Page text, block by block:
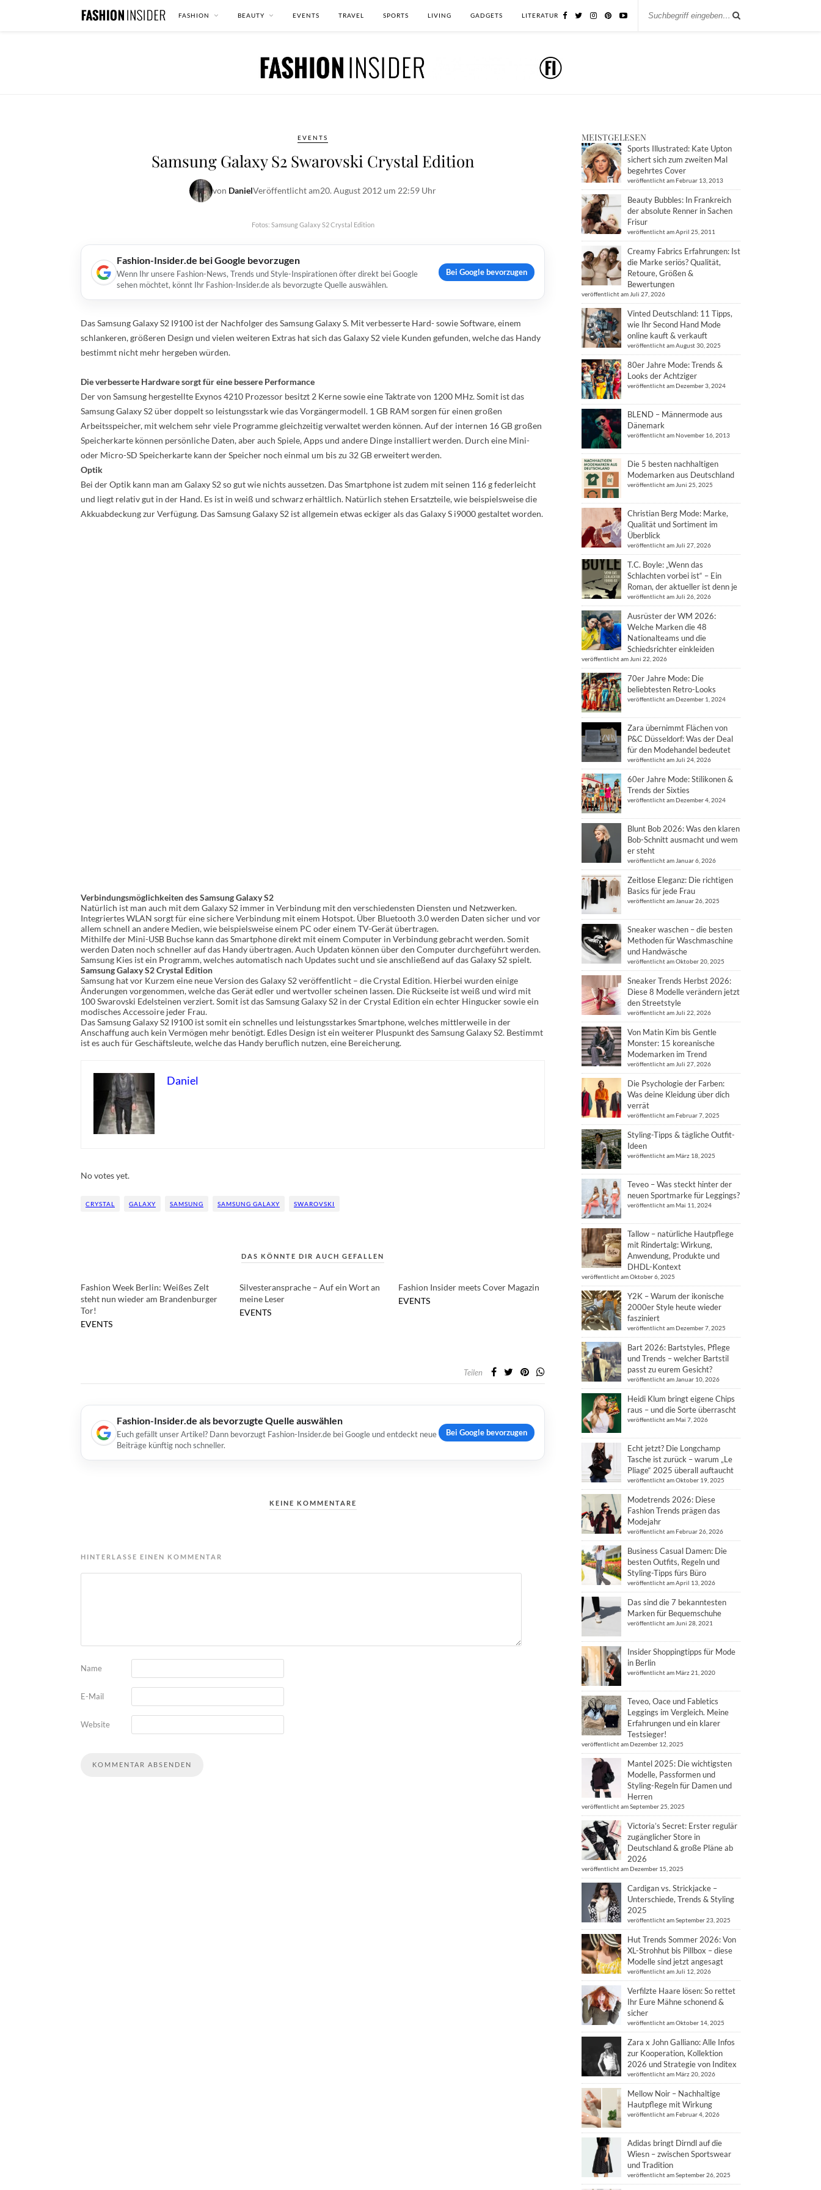
FASHION BEAUTY EVENTS TRAVEL SPORTS LIVING GADGETS LITERATUR
EVENTS
Samsung Galaxy S2 Swarovski Crystal Edition
von DanielVeröffentlicht am20. August 2012 um 22:59 Uhr
Fotos: Samsung Galaxy S2 Crystal Edition
Fashion-Insider.de bei Google bevorzugen
Wenn Ihr unsere Fashion-News, Trends und Style-Inspirationen öfter direkt bei Google
sehen möchtet, könnt Ihr Fashion-Insider.de als bevorzugte Quelle auswählen.
Bei Google bevorzugen
Das Samsung Galaxy S2 I9100 ist der Nachfolger des Samsung Galaxy S. Mit verbesserte Hard- sowie Software, einem
schlankeren, größeren Design und vielen weiteren Extras hat sich das Galaxy S2 viele Kunden gefunden, welche das Handy
bestimmt nicht mehr hergeben würden.
Die verbesserte Hardware sorgt für eine bessere Performance
Der von Samsung hergestellte Exynos 4210 Prozessor besitzt 2 Kerne sowie eine Taktrate von 1200 MHz. Somit ist das
Samsung Galaxy S2 über doppelt so leistungsstark wie das Vorgängermodell. 1 GB RAM sorgen für einen großen
Arbeitsspeicher, mit welchem sehr viele Programme gleichzeitig verwaltet werden können. Auf der internen 16 GB großen
Speicherkarte können persönliche Daten, aber auch Spiele, Apps und andere Dinge installiert werden. Durch eine Mini-
oder Micro-SD Speicherkarte kann der Speicher noch einmal um bis zu 32 GB erweitert werden.
Optik
Bei der Optik kann man am Galaxy S2 so gut wie nichts aussetzen. Das Smartphone ist zudem mit seinen 116 g federleicht
und liegt relativ gut in der Hand. Es ist in weiß und schwarz erhältlich. Natürlich stehen Ersatzteile, wie beispielsweise die
Akkuabdeckung zur Verfügung. Das Samsung Galaxy S2 ist allgemein etwas eckiger als das Galaxy S i9000 gestaltet worden.
Verbindungsmöglichkeiten des Samsung Galaxy S2
Natürlich ist man auch mit dem Galaxy S2 immer in Verbindung mit den verschiedensten Diensten und Netzwerken.
Integriertes WLAN sorgt für eine sichere Verbindung mit einem Hotspot. Über Bluetooth 3.0 werden Daten sicher und vor
allem schnell an andere Medien, wie beispielsweise einem PC oder einem TV-Gerät übertragen.
Mithilfe der Mini-USB Buchse kann das Smartphone direkt mit einem Computer in Verbindung gebracht werden. Somit
werden Daten noch schneller auf das Handy übertragen. Auch Updaten können über den Computer durchgeführt werden.
Samsung Kies ist ein Programm, welches automatisch nach Updates sucht und sie anschließend auf das Galaxy S2 spielt.
Samsung Galaxy S2 Crystal Edition
Samsung hat vor Kurzem eine neue Version des Galaxy S2 veröffentlicht – die Crystal Edition. Hierbei wurden einige
Änderungen vorgenommen, welche das Gerät edler und wertvoller scheinen lassen. Die Rückseite ist weiß und wird mit
100 Swarovski Edelsteinen verziert. Somit ist das Samsung Galaxy S2 in der Crystal Edition ein echter Hingucker sowie ein
modisches Accessoire jeder Frau.
Das Samsung Galaxy S2 I9100 ist somit ein schnelles und leistungsstarkes Smartphone, welches mittlerweile in der
Anschaffung auch kein Vermögen mehr benötigt. Edles Design ist ein weiterer Pluspunkt des Samsung Galaxy S2. Bestimmt
ist es auch für Geschäftsleute, welche das Handy beruflich nutzen, eine Bereicherung.
Daniel
No votes yet.
CRYSTAL GALAXY SAMSUNG SAMSUNG GALAXY SWAROVSKI
DAS KÖNNTE DIR AUCH GEFALLEN
Fashion Week Berlin: Weißes Zelt
steht nun wieder am Brandenburger
Tor!
EVENTS
Silvesteransprache – Auf ein Wort an
meine Leser
EVENTS
Fashion Insider meets Cover Magazin
EVENTS
Teilen
Fashion-Insider.de als bevorzugte Quelle auswählen
Euch gefällt unser Artikel? Dann bevorzugt Fashion-Insider.de bei Google und entdeckt neue
Beiträge künftig noch schneller.
Bei Google bevorzugen
KEINE KOMMENTARE
HINTERLASSE EINEN KOMMENTAR
Name
E-Mail
Website
MEISTGELESEN
Sports Illustrated: Kate Upton
sichert sich zum zweiten Mal
begehrtes Cover
veröffentlicht am Februar 13, 2013
Beauty Bubbles: In Frankreich
der absolute Renner in Sachen
Frisur
veröffentlicht am April 25, 2011
Creamy Fabrics Erfahrungen: Ist
die Marke seriös? Qualität,
Retoure, Größen &
Bewertungen
veröffentlicht am Juli 27, 2026
Vinted Deutschland: 11 Tipps,
wie Ihr Second Hand Mode
online kauft & verkauft
veröffentlicht am August 30, 2025
80er Jahre Mode: Trends &
Looks der Achtziger
veröffentlicht am Dezember 3, 2024
BLEND – Männermode aus
Dänemark
veröffentlicht am November 16, 2013
Die 5 besten nachhaltigen
Modemarken aus Deutschland
veröffentlicht am Juni 25, 2025
Christian Berg Mode: Marke,
Qualität und Sortiment im
Überblick
veröffentlicht am Juli 27, 2026
T.C. Boyle: „Wenn das
Schlachten vorbei ist“ – Ein
Roman, der aktueller ist denn je
veröffentlicht am Juli 26, 2026
Ausrüster der WM 2026:
Welche Marken die 48
Nationalteams und die
Schiedsrichter einkleiden
veröffentlicht am Juni 22, 2026
70er Jahre Mode: Die
beliebtesten Retro-Looks
veröffentlicht am Dezember 1, 2024
Zara übernimmt Flächen von
P&C Düsseldorf: Was der Deal
für den Modehandel bedeutet
veröffentlicht am Juli 24, 2026
60er Jahre Mode: Stilikonen &
Trends der Sixties
veröffentlicht am Dezember 4, 2024
Blunt Bob 2026: Was den klaren
Bob-Schnitt ausmacht und wem
er steht
veröffentlicht am Januar 6, 2026
Zeitlose Eleganz: Die richtigen
Basics für jede Frau
veröffentlicht am Januar 26, 2025
Sneaker waschen – die besten
Methoden für Waschmaschine
und Handwäsche
veröffentlicht am Oktober 20, 2025
Sneaker Trends Herbst 2026:
Diese 8 Modelle verändern jetzt
den Streetstyle
veröffentlicht am Juli 22, 2026
Von Matin Kim bis Gentle
Monster: 15 koreanische
Modemarken im Trend
veröffentlicht am Juli 27, 2026
Die Psychologie der Farben:
Was deine Kleidung über dich
verrät
veröffentlicht am Februar 7, 2025
Styling-Tipps & tägliche Outfit-
Ideen
veröffentlicht am März 18, 2025
Teveo – Was steckt hinter der
neuen Sportmarke für Leggings?
veröffentlicht am Mai 11, 2024
Tallow – natürliche Hautpflege
mit Rindertalg: Wirkung,
Anwendung, Produkte und
DHDL-Kontext
veröffentlicht am Oktober 6, 2025
Y2K – Warum der ikonische
2000er Style heute wieder
fasziniert
veröffentlicht am Dezember 7, 2025
Bart 2026: Bartstyles, Pflege
und Trends – welcher Bartstil
passt zu eurem Gesicht?
veröffentlicht am Januar 10, 2026
Heidi Klum bringt eigene Chips
raus – und die Sorte überrascht
veröffentlicht am Mai 7, 2026
Echt jetzt? Die Longchamp
Tasche ist zurück – warum „Le
Pliage“ 2025 überall auftaucht
veröffentlicht am Oktober 19, 2025
Modetrends 2026: Diese
Fashion Trends prägen das
Modejahr
veröffentlicht am Februar 26, 2026
Business Casual Damen: Die
besten Outfits, Regeln und
Styling-Tipps fürs Büro
veröffentlicht am April 13, 2026
Das sind die 7 bekanntesten
Marken für Bequemschuhe
veröffentlicht am Juni 28, 2021
Insider Shoppingtipps für Mode
in Berlin
veröffentlicht am März 21, 2020
Teveo, Oace und Fabletics
Leggings im Vergleich. Meine
Erfahrungen und ein klarer
Testsieger!
veröffentlicht am Dezember 12, 2025
Mantel 2025: Die wichtigsten
Modelle, Passformen und
Styling-Regeln für Damen und
Herren
veröffentlicht am September 25, 2025
Victoria’s Secret: Erster regulär
zugänglicher Store in
Deutschland & große Pläne ab
2026
veröffentlicht am Dezember 15, 2025
Cardigan vs. Strickjacke –
Unterschiede, Trends & Styling
2025
veröffentlicht am September 23, 2025
Hut Trends Sommer 2026: Von
XL-Strohhut bis Pillbox – diese
Modelle sind jetzt angesagt
veröffentlicht am Juli 12, 2026
Verfilzte Haare lösen: So rettet
Ihr Eure Mähne schonend &
sicher
veröffentlicht am Oktober 14, 2025
Zara x John Galliano: Alle Infos
zur Kooperation, Kollektion
2026 und Strategie von Inditex
veröffentlicht am März 20, 2026
Mellow Noir – Nachhaltige
Hautpflege mit Wirkung
veröffentlicht am Februar 4, 2026
Adidas bringt Dirndl auf die
Wiesn – zwischen Sportswear
und Tradition
veröffentlicht am September 26, 2025